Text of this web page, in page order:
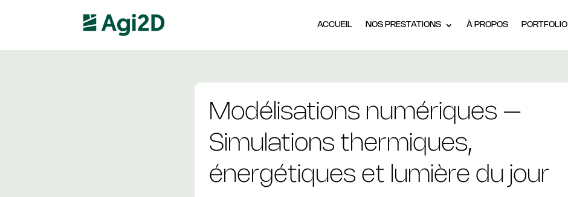
ACCUEIL NOS PRESTATIONS À PROPOS PORTFOLIO
Modélisations numériques –
Simulations thermiques,
énergétiques et lumière du jour